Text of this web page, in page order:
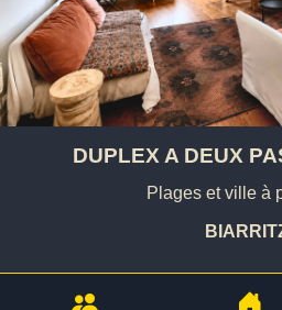
DUPLEX A DEUX
Plages et ville à